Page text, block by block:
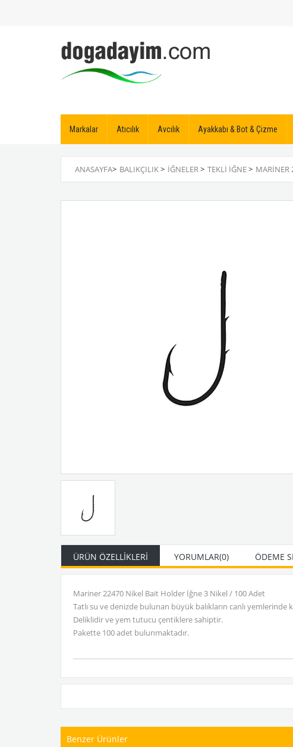
Markalar Atıcılık Avcılık Ayakkabı & Bot & Çizme
ANASAYFA> BALIKÇILIK> İĞNELER> TEKLI İĞNE> MARINER
ÜRÜN ÖZELLIKLERI YORUMLAR(0) ÖDEME
Mariner 22470 Nikel Bait Holder İğne 3 Nikel / 100 Adet
Tatlı su ve denizde bulunan büyük balıkların canlı yemlerinde
Deliklidir ve yem tutucu çentiklere sahiptir.
Pakette 100 adet bulunmaktadır.
Benzer Ürünler